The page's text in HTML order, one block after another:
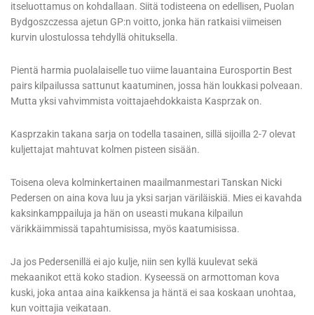
itseluottamus on kohdallaan. Siitä todisteena on edellisen, Puolan
Bydgoszczessa ajetun GP:n voitto, jonka hän ratkaisi viimeisen
kurvin ulostulossa tehdyllä ohituksella.
Pientä harmia puolalaiselle tuo viime lauantaina Eurosportin Best
pairs kilpailussa sattunut kaatuminen, jossa hän loukkasi polveaan.
Mutta yksi vahvimmista voittajaehdokkaista Kasprzak on.
Kasprzakin takana sarja on todella tasainen, sillä sijoilla 2-7 olevat
kuljettajat mahtuvat kolmen pisteen sisään.
Toisena oleva kolminkertainen maailmanmestari Tanskan Nicki
Pedersen on aina kova luu ja yksi sarjan väriläiskiä. Mies ei kavahda
kaksinkamppailuja ja hän on useasti mukana kilpailun
värikkäimmissä tapahtumisissa, myös kaatumisissa.
Ja jos Pedersenillä ei ajo kulje, niin sen kyllä kuulevat sekä
mekaanikot että koko stadion. Kyseessä on armottoman kova
kuski, joka antaa aina kaikkensa ja häntä ei saa koskaan unohtaa,
kun voittajia veikataan.